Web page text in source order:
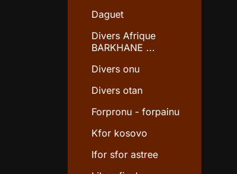
Daguet
Divers Afrique
BARKHANE ...
Divers onu
Divers otan
Forpronu - forpainu
Kfor kosovo
Ifor sfor astree